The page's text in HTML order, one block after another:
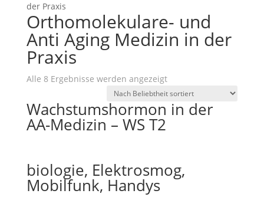
der Praxis
Orthomolekulare- und
Anti Aging Medizin in der
Praxis
Alle 8 Ergebnisse werden angezeigtNach
Beliebtheit
sortiert
Wachstumshormon in der
AA-Medizin – WS T2
biologie, Elektrosmog,
Mobilfunk, Handys